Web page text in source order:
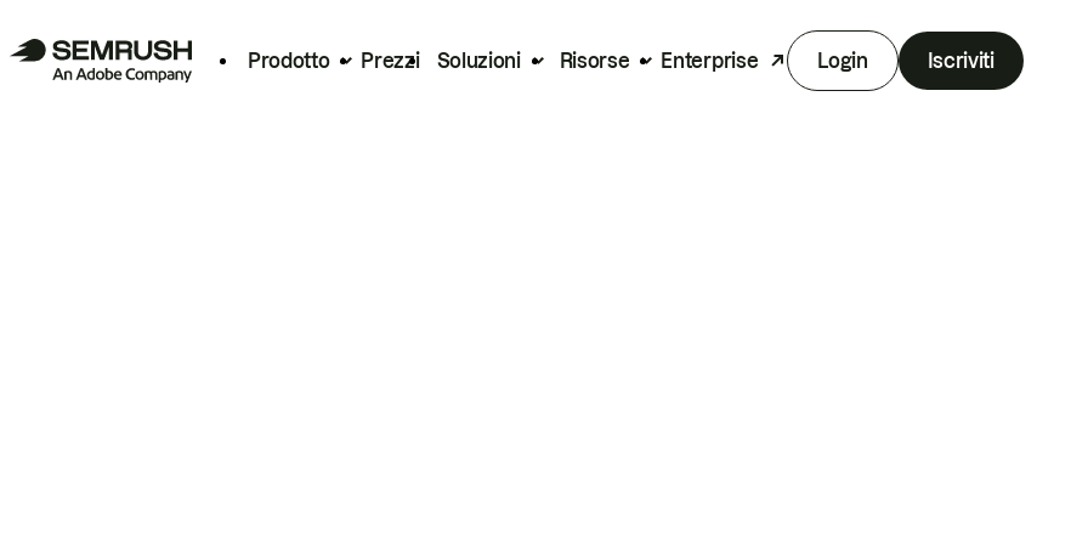
Prodotto Prezzi Soluzioni Risorse Enterprise Login Iscriviti